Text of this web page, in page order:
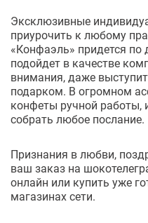
Эксклюзивные
приурочить к любому
«Конфаэль» придется
подойдет в качестве
внимания, даже
подарком. В огромном
конфеты ручной работы,
собрать любое послание.
Признания в любви,
ваш заказ на
онлайн или купить уже
магазинах сети.